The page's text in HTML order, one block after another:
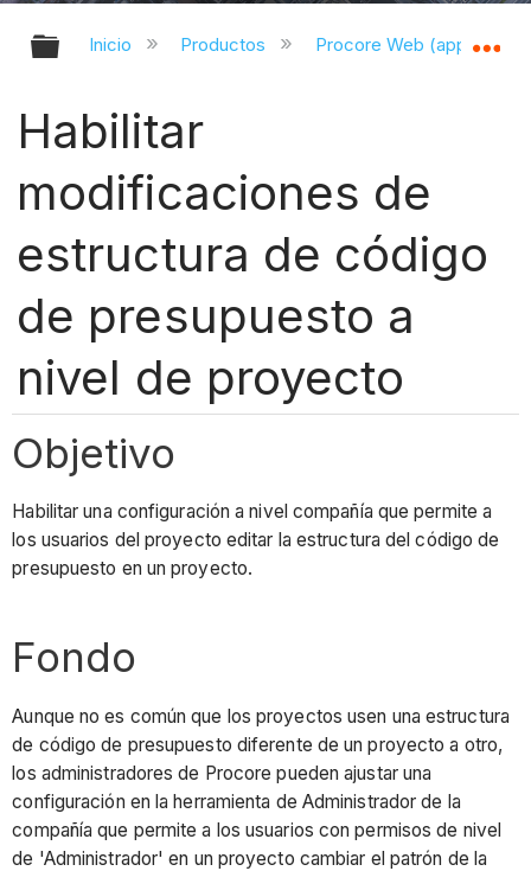
Expandir/contraer jerarquía global
Inicio Productos Procore Web
Habilitar
modificaciones de
estructura de código
de presupuesto a
nivel de proyecto
Objetivo
Habilitar una configuración a nivel compañía que permite a
los usuarios del proyecto editar la estructura del código de
presupuesto en un proyecto.
Fondo
Aunque no es común que los proyectos usen una estructura
de código de presupuesto diferente de un proyecto a otro,
los administradores de Procore pueden ajustar una
configuración en la herramienta de Administrador de la
compañía que permite a los usuarios con permisos de nivel
de 'Administrador' en un proyecto cambiar el patrón de la